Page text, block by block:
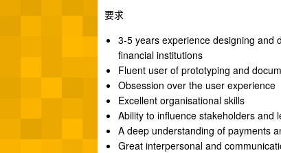
要求
3-5 years experience designing and
financial institutions
Fluent user of prototyping and
Obsession over the user experience
Excellent organisational skills
Ability to influence stakeholders and
A deep understanding of payments
Great interpersonal and